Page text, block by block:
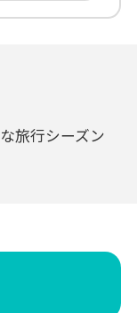
旅行シーズン
マルサシュロ